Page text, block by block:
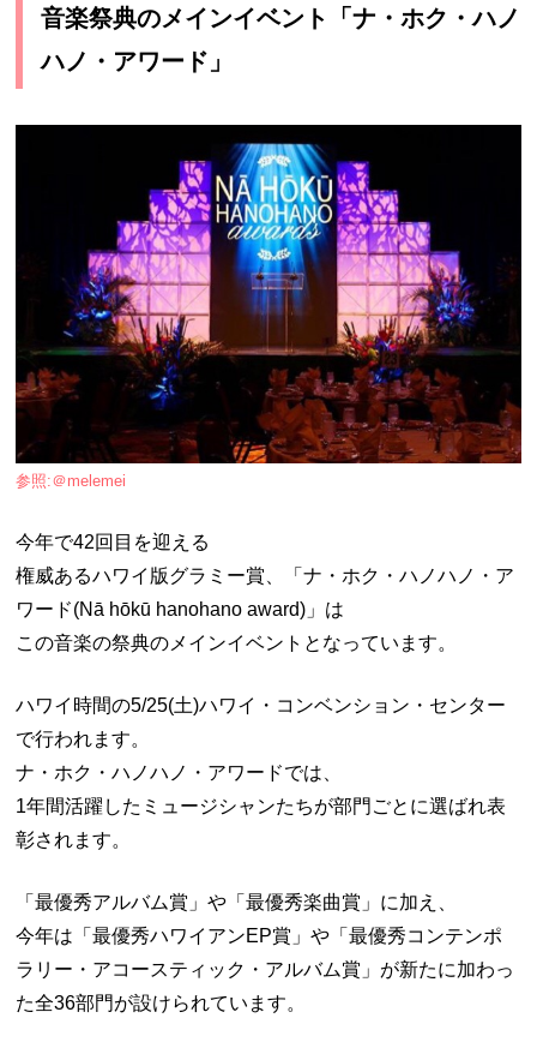
音楽祭典のメインイベント「ナ・ホク・ハノ
ハノ・アワード」
参照:＠melemei
今年で42回目を迎える
権威あるハワイ版グラミー賞、「ナ・ホク・ハノハノ・ア
ワード(Nā hōkū hanohano award)」は
この音楽の祭典のメインイベントとなっています。
ハワイ時間の5/25(土)ハワイ・コンベンション・センター
で行われます。
ナ・ホク・ハノハノ・アワードでは、
1年間活躍したミュージシャンたちが部門ごとに選ばれ表
彰されます。
「最優秀アルバム賞」や「最優秀楽曲賞」に加え、
今年は「最優秀ハワイアンEP賞」や「最優秀コンテンポ
ラリー・アコースティック・アルバム賞」が新たに加わっ
た全36部門が設けられています。